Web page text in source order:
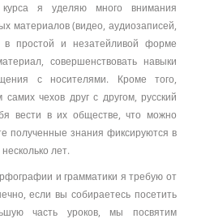
я уделяю много внимания
материалов (видео, аудиозаписей,
простой и незатейливой форме
совершенствовать навыки
с носителями. Кроме того,
чехов друг с другом, русский
вести в их обществе, что можно
полученные знания фиксируются в
лет.
и грамматики я требую от
если вы собираетесь посетить
часть уроков, мы посвятим